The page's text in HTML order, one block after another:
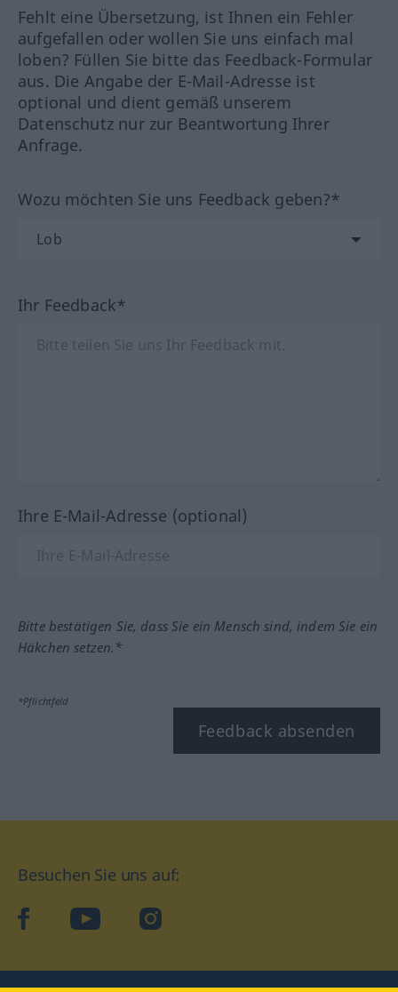
Fehlt eine Übersetzung, ist Ihnen ein Fehler
aufgefallen oder wollen Sie uns einfach mal
loben? Füllen Sie bitte das Feedback-Formular
aus. Die Angabe der E-Mail-Adresse ist
optional und dient gemäß unserem
Datenschutz nur zur Beantwortung Ihrer
Anfrage.
Wozu möchten Sie uns Feedback geben?*
Ihr Feedback*
Ihre E-Mail-Adresse (optional)
Bitte bestätigen Sie, dass Sie ein Mensch sind, indem Sie ein
Häkchen setzen.*
*Pflichtfeld
Feedback absenden
Besuchen Sie uns auf:
facebookYouTube Instagram